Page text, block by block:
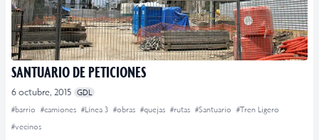
SANTUARIO DE PETICIONES
6 octubre, 2015 GDL
#barrio #camiones #Línea 3 #obras #quejas #rutas #Santuario #Tren Ligero
#vecinos